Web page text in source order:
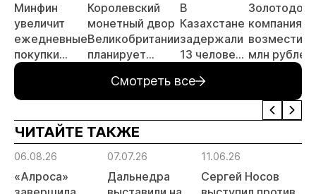
Минфин
увеличит
ежедневные
покупки
валюты и
6,5 млрд
рублей
Королевский
монетный двор
Великобритании
планирует
мощности по
переработке
электронных
отходов
В
Казахстане
задержали
13 человек
незаконную
добычу
золота
компания
млн
за
крае
Смотреть все
ЧИТАЙТЕ ТАКЖЕ
06.08.26
«Алроса»
07.07.26
Дальнедра
11.06.26
Сергей Носов